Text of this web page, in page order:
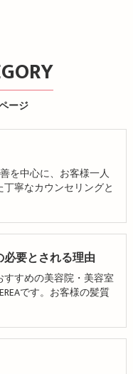
ージ
を中心に、お客様一人
寧なカウンセリングと
要とされる理由
すめの美容院・美容室
です。お客様の髪質